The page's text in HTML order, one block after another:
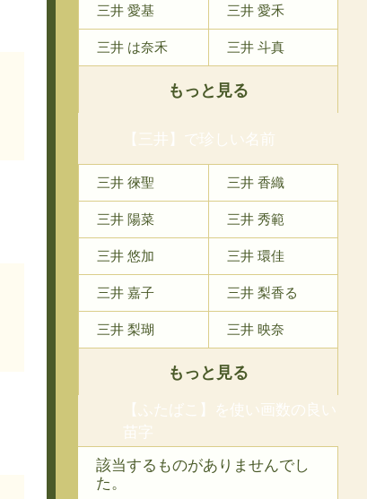
三井 愛基 三井 愛禾
三井 は奈禾 三井 斗真
もっと見る
【三井】で珍しい名前
三井 徠聖 三井 香織
三井 陽菜 三井 秀範
三井 悠加 三井 環佳
三井 嘉子 三井 梨香る
三井 梨瑚 三井 映奈
もっと見る
【ふたばこ】を使い画数の良い
苗字
該当するものがありませんでし
た。